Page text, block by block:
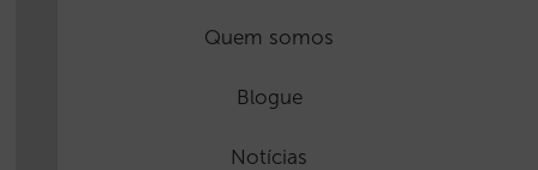
Quem somos
Blogue
Notícias